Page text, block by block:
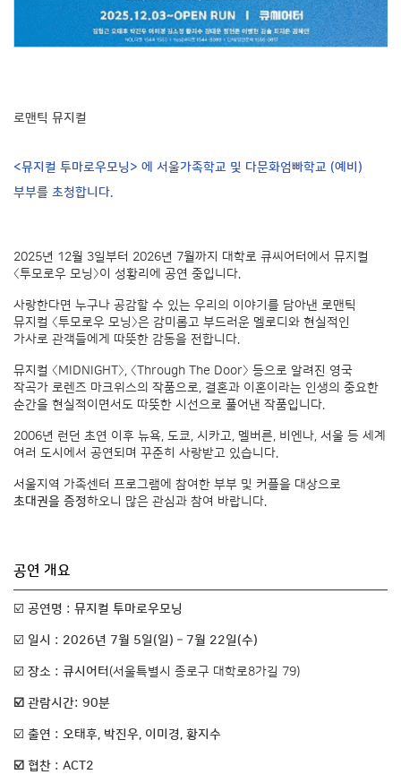
로맨틱 뮤지컬
<뮤지컬 투마로우모닝> 에 서울가족학교 및 다문화엄빠학교 (예비)
부부를 초청합니다.
2025년 12월 3일부터 2026년 7월까지 대학로 큐씨어터에서 뮤지컬
〈투모로우 모닝〉이 성황리에 공연 중입니다.
사랑한다면 누구나 공감할 수 있는 우리의 이야기를 담아낸 로맨틱
뮤지컬 〈투모로우 모닝〉은 감미롭고 부드러운 멜로디와 현실적인
가사로 관객들에게 따뜻한 감동을 전합니다.
뮤지컬 〈MIDNIGHT〉, 〈Through The Door〉 등으로 알려진 영국
작곡가 로렌즈 마크위스의 작품으로, 결혼과 이혼이라는 인생의 중요한
순간을 현실적이면서도 따뜻한 시선으로 풀어낸 작품입니다.
2006년 런던 초연 이후 뉴욕, 도쿄, 시카고, 멜버른, 비엔나, 서울 등 세계
여러 도시에서 공연되며 꾸준히 사랑받고 있습니다.
서울지역 가족센터 프로그램에 참여한 부부 및 커플을 대상으로
초대권을 증정하오니 많은 관심과 참여 바랍니다.
공연 개요
☑️ 공연명 : 뮤지컬 투마로우모닝
☑️ 일시 : 2026년 7월 5일(일) – 7월 22일(수)
☑️ 장소 : 큐시어터 (서울특별시 종로구 대학로8가길 79)
☑️ 관람시간: 90분
☑️ 출연 : 오태후, 박진우, 이미경, 황지수
☑️ 협찬 : ACT2